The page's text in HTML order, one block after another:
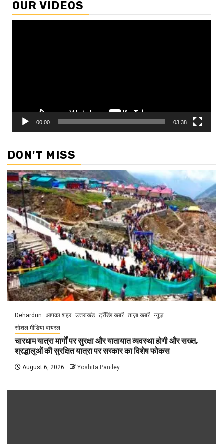
OUR VIDEOS
00:00 03:38
DON'T MISS
Dehardun आपका शहर उत्तराखंड ट्रेंडिंग खबरें ताज़ा ख़बरें न्यूज़
सोशल मीडिया वायरल
चारधाम यात्रा मार्गों पर सुरक्षा और यातायात व्यवस्था होगी और सख्त,
श्रद्धालुओं की सुरक्षित यात्रा पर सरकार का विशेष फोकस
August 6, 2026 Yoshita Pandey